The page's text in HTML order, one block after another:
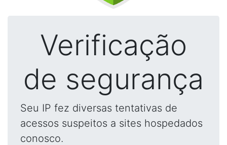
Verificação
de segurança
Seu IP fez diversas tentativas de
acessos suspeitos a sites hospedados
conosco.